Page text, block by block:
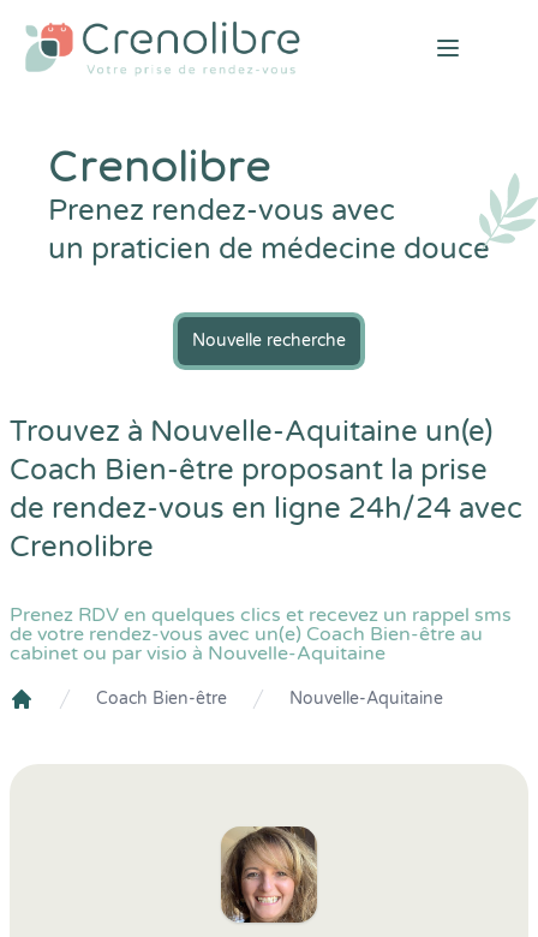
Open
Crenolibre
Prenez rendez-vous avec
un praticien de médecine douce
Nouvelle recherche
Trouvez à Nouvelle-Aquitaine un(e)
Coach Bien-être proposant la prise
de rendez-vous en ligne 24h/24 avec
Crenolibre
Prenez RDV en quelques clics et recevez un rappel sms
de votre rendez-vous avec un(e) Coach Bien-être au
cabinet ou par visio à Nouvelle-Aquitaine
Coach Bien-être Nouvelle-Aquitaine